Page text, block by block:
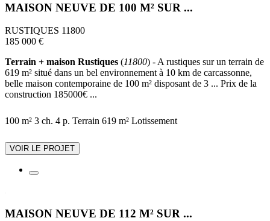
MAISON NEUVE DE 100 M² SUR ...
RUSTIQUES 11800
185 000 €
Terrain + maison Rustiques (11800) - A rustiques sur un terrain de
619 m² situé dans un bel environnement à 10 km de carcassonne,
belle maison contemporaine de 100 m² disposant de 3 ... Prix de la
construction 185000€ ...
100 m² 3 ch. 4 p. Terrain 619 m² Lotissement
VOIR LE PROJET
MAISON NEUVE DE 112 M² SUR ...